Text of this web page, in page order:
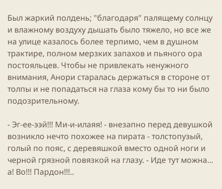
Был жаркий полдень; "благодаря" палящему солнцу
и влажному воздуху дышать было тяжело, но все же
на улице казалось более терпимо, чем в душном
трактире, полном мерзких запахов и пьяного ора
постояльцев. Чтобы не привлекать ненужного
внимания, Анори старалась держаться в стороне от
толпы и не попадаться на глаза кому бы то ни было
подозрительному.
- Эг-ее-ээй!!! Ми-и-илаяя! - внезапно перед девушкой
возникло нечто похожее на пирата - толстопузый,
голый по пояс, с деревяшкой вместо одной ноги и
черной грязной повязкой на глазу. - Иде тут можна...
а! Во!!! Пардон!!!..